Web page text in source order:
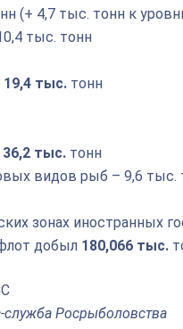
(+ 4,7 тыс. тонн к
тыс. тонн
19,4 тыс. тонн
36,2 тыс. тонн
видов рыб – 9,6 тыс.
зонах иностранных
добыл 180,066 тыс.
служба Росрыболовства